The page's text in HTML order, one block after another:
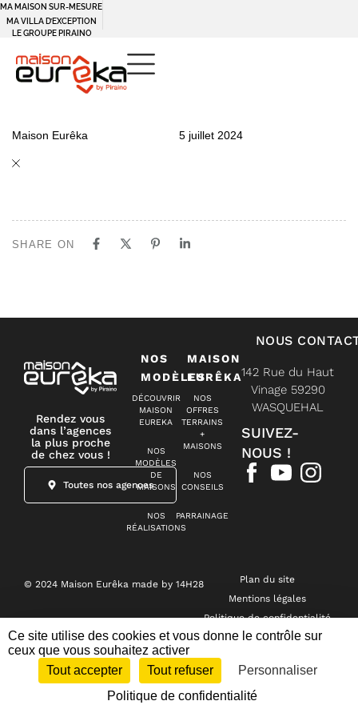
Téléphoner
MA MAISON SUR-MESURE
MA VILLA D’EXCEPTION
LE GROUPE PIRAINO
IN:
Maison Eurêka
on:
5 juillet 2024
SHARE ON
Rendez vous
dans l’agences
la plus proche
de chez vous !
Toutes nos agences
NOS
MODÈLES
DÉCOUVRIR
MAISON
EUREKA
NOS
MODÈLES
DE
MAISONS
NOS
RÉALISATIONS
MAISON
EURÊKA
NOS
OFFRES
TERRAINS
+
MAISONS
NOS
CONSEILS
PARRAINAGE
NOUS
142 Rue du Haut
Vinage 59290
WASQUEHAL
SUIVEZ-
NOUS !
© 2024 Maison Eurêka made by 14H28
Plan du site
Mentions légales
Politique de confidentialité
Gestion des cookies
Panneau de gestion des cookies
Ce site utilise des cookies et vous donne le contrôle sur
ceux que vous souhaitez activer
Tout accepter
Tout refuser
Personnaliser
Politique de confidentialité